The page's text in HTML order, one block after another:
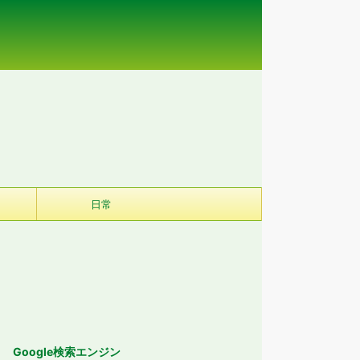
日常
Google検索エンジン